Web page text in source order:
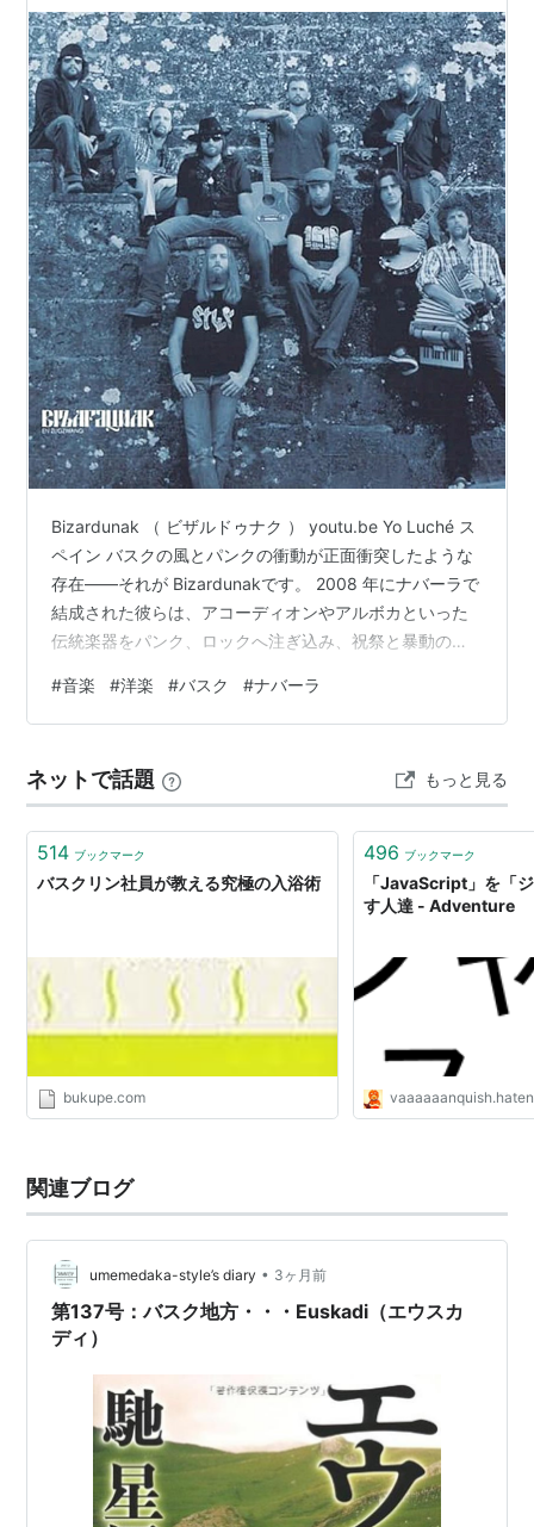
Bizardunak （ ビザルドゥナク ） youtu.be Yo Luché ス
ペイン バスクの風とパンクの衝動が正面衝突したような
存在――それが Bizardunakです。 2008 年にナバーラで
結成された彼らは、アコーディオンやアルボカといった
伝統楽器をパンク、ロックへ注ぎ込み、祝祭と暴動の境
ンドです。 政治風刺や歴史テーマをユーモアと怒りで描
く歌詞は鋭く、ライブは宴会の熱気とストリートの荒々
の再結成ツアーを敢行し、再びバスクの音楽シーンに強
烈な存在感を刻みつつある。 …
#音楽 #洋楽 #バスク #ナバーラ
ネットで話題 もっと見る
514 ブックマーク
バスクリン社員が教える究極の入浴術
bukupe.com
496 ブックマーク
「JavaScript」を「
す人達 - Adventure
関連ブログ
umemedaka-style’s diary • 3ヶ月前
第137号：バスク地方・・・Euskadi（エウスカ
ディ）